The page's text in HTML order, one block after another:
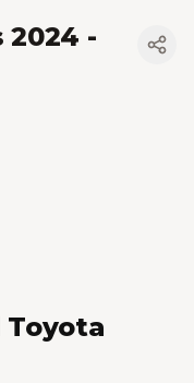
2024 -
Toyota